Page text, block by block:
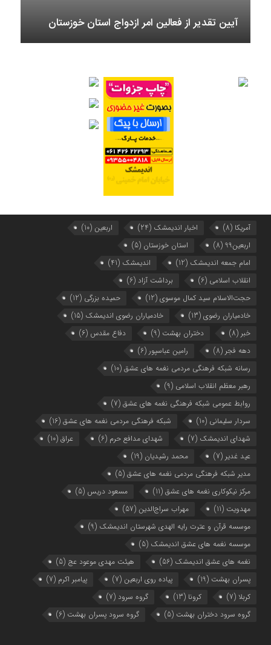
آیین تقدیر از فعالین امر ازدواج استان خوزستان
آمریکا (8) اخبار اندیمشک (24) اربعین (10)
اربعین99
(8) استان خوزستان (5)
امام جمعه اندیمشک (12) اندیمشک (41)
انقلاب اسلامی (6) برداشت آزاد (6)
حجت‌الاسلام سید کمال موسوی (12) حمیده بزرگی (12)
خادمیاران رضوی (13) خادمیاران رضوی اندیمشک (15)
خبر (8) دختران بهشت (9) دفاع مقدس (6)
دهه فجر (8) رامین عباسپور (6)
رسانه شبکه فرهنگی مردمی نغمه های عشق (10)
رهبر معظم انقلاب اسلامی (9)
روابط عمومی شبکه فرهنگی نغمه های عشق (7)
سردار سلیمانی (10) شبکه فرهنگی مردمی نغمه های عشق (16)
شهدای اندیمشک (7) شهدای مدافع حرم (6) عراق (10)
عید غدیر (7) محمد رشیدیان (19)
مدیر شبکه فرهنگی مردمی نغمه های عشق (5)
مرکز نیکوکاری نغمه های عشق (11) مسعود دریس (5)
مهدویت (11) مهراب سراج‌الدین (57)
موسسه قرآن و عترت رایه الهدی شهرستان اندیمشک (9)
موسسه نغمه های عشق اندیمشک (5)
نغمه های عشق اندیمشک (56) هیئت مهدی موعود عج (5)
پسران بهشت (19) پیاده روی اربعین (7) پیامبر اکرم (7)
کربلا (7) کرونا (13) گروه سرود (7)
گروه سرود دختران بهشت (5) گروه سرود پسران بهشت (6)